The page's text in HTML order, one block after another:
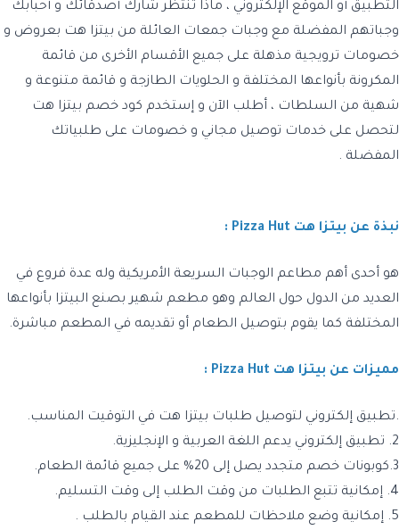
التطبيق أو الموقع الإلكتروني ، ماذا تنتظر شارك أصدقائك و أحبابك
وجباتهم المفضلة مع وجبات جمعات العائلة من بيتزا هت بعروض و
خصومات ترويجية مذهلة على جميع الأقسام الأخرى من قائمة
المكرونة بأنواعها المختلفة و الحلويات الطازجة و قائمة متنوعة و
شهية من السلطات ، أطلب الآن و إستخدم كود خصم بيتزا هت
لتحصل على خدمات توصيل مجاني و خصومات على طلبياتك
المفضلة .
نبذة عن بيتزا هت Pizza Hut :
هو أحدى أهم مطاعم الوجبات السريعة الأمريكية وله عدة فروع في
العديد من الدول حول العالم وهو مطعم شهير بصنع البيتزا بأنواعها
المختلفة كما يقوم بتوصيل الطعام أو تقديمه في المطعم مباشرة.
مميزات عن بيتزا هت Pizza Hut :
.تطبيق إلكتروني لتوصيل طلبات بيتزا هت في التوقيت المناسب.
2. تطبيق إلكتروني يدعم اللغة العربية و الإنجليزية.
3.كوبونات خصم متجدد يصل إلى 20% على جميع قائمة الطعام.
4. إمكانية تتبع الطلبات من وقت الطلب إلى وقت التسليم.
5. إمكانية وضع ملاحظات للمطعم عند القيام بالطلب .